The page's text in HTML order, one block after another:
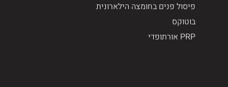
פיסול פנים בחומצה הילארונית
בוטוקס
PRP אורתופדי